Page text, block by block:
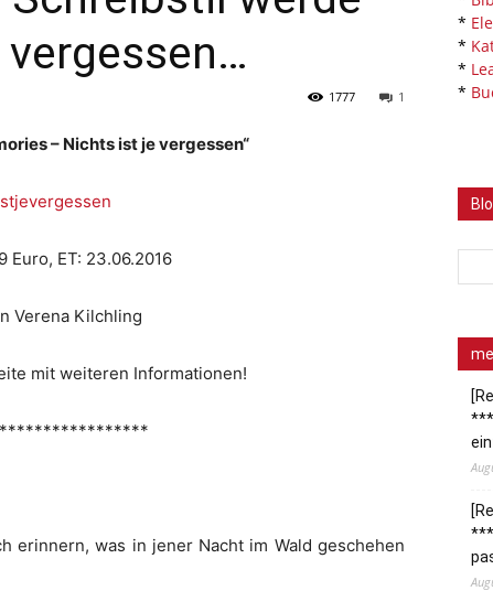
1
1777
– Nichts ist je vergessen“
Euro, ET: 23.06.2016
Verena Kilchling
mit weiteren Informationen!
erinnern, was in jener Nacht im Wald geschehen
*
*
*
*
***